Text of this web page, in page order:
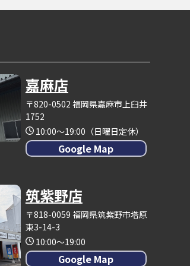
嘉麻店
〒820-0502 福岡県嘉麻市上臼井
1752
10:00～19:00（日曜日定休）
Google Map
筑紫野店
〒818-0059 福岡県筑紫野市塔原
東3-14-3
10:00～19:00
Google Map